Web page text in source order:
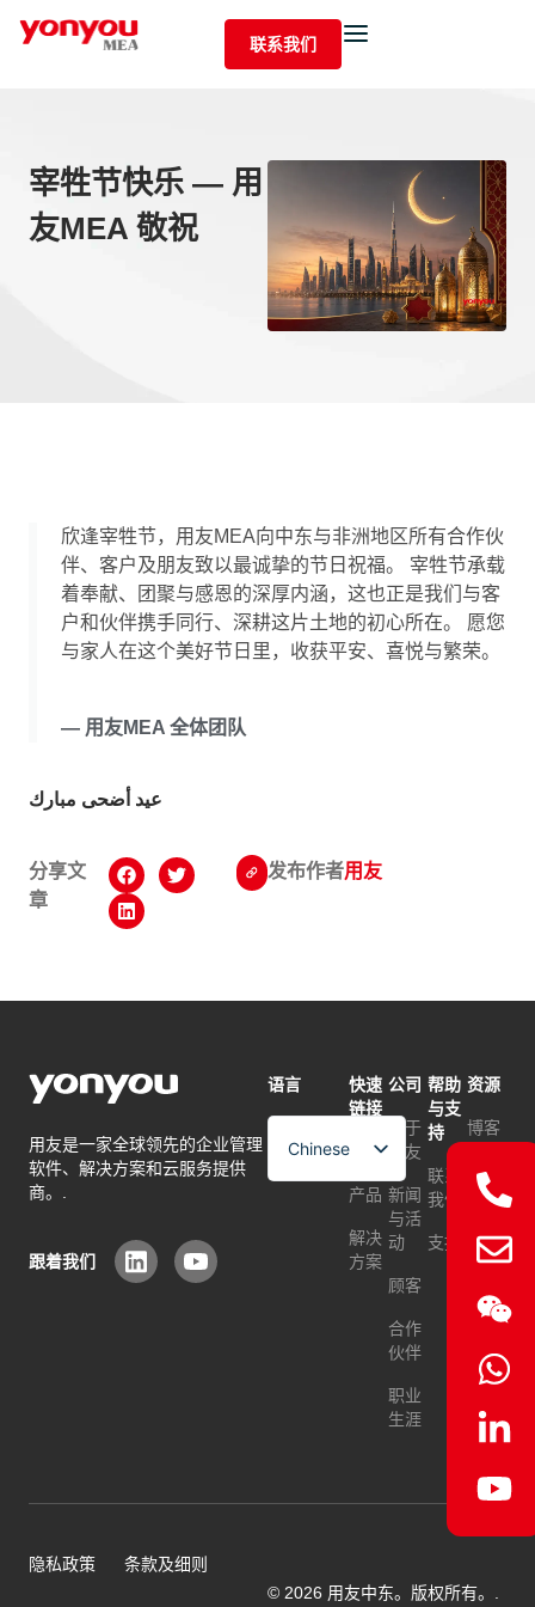
联系我们
宰牲节快乐 — 用
友MEA 敬祝
欣逢宰牲节，用友MEA向中东与非洲地区所有合作伙
伴、客户及朋友致以最诚挚的节日祝福。 宰牲节承载
着奉献、团聚与感恩的深厚内涵，这也正是我们与客
户和伙伴携手同行、深耕这片土地的初心所在。 愿您
与家人在这个美好节日里，收获平安、喜悦与繁荣。
— 用友MEA 全体团队
عيد أضحى مبارك
分享文
章
发布作者用友
用友是一家全球领先的企业管理
软件、解决方案和云服务提供
商。.
跟着我们
语言
Chinese
English
快速
链接
首页
产品
解决
方案
公司
关于
用友
新闻
与活
动
顾客
合作
伙伴
职业
生涯
帮助
与支
持
联系
我们
支持
资源
博客
常问
问题
© 2026 用友中东。版权所有。.
隐私政策 条款及细则